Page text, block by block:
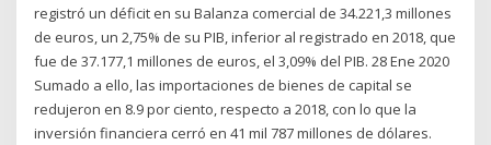
registró un déficit en su Balanza comercial de 34.221,3 millones
de euros, un 2,75% de su PIB, inferior al registrado en 2018, que
fue de 37.177,1 millones de euros, el 3,09% del PIB. 28 Ene 2020
Sumado a ello, las importaciones de bienes de capital se
redujeron en 8.9 por ciento, respecto a 2018, con lo que la
inversión financiera cerró en 41 mil 787 millones de dólares.